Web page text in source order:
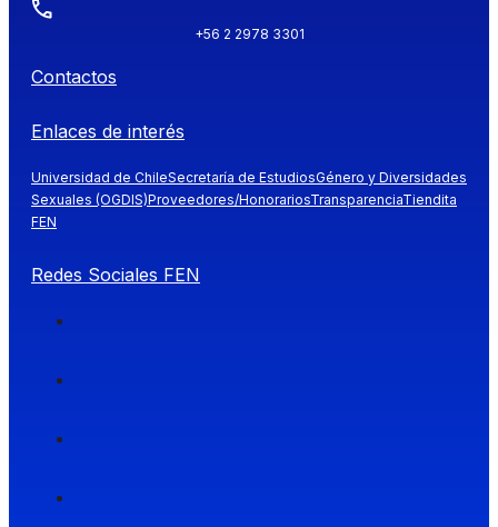
+56 2 2978 3301
Contactos
Enlaces de interés
Universidad de ChileSecretaría de EstudiosGénero y Diversidades
Sexuales (OGDIS)Proveedores/HonorariosTransparenciaTiendita
FEN
Redes Sociales FEN